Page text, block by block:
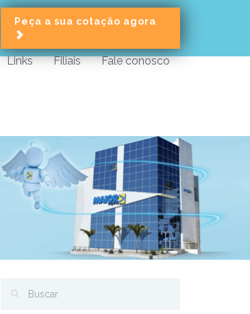
Peça a sua cotação agora
Links Filiais Fale conosco